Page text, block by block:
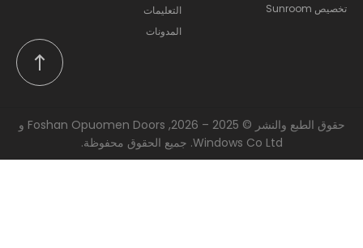
تخصيص Sunroom
التعليمات
المدونات
حقوق الطبع والنشر © 2025 – 2026, Foshan Opuomen Doors و
Windows Co Ltd. جميع الحقوق محفوظة.